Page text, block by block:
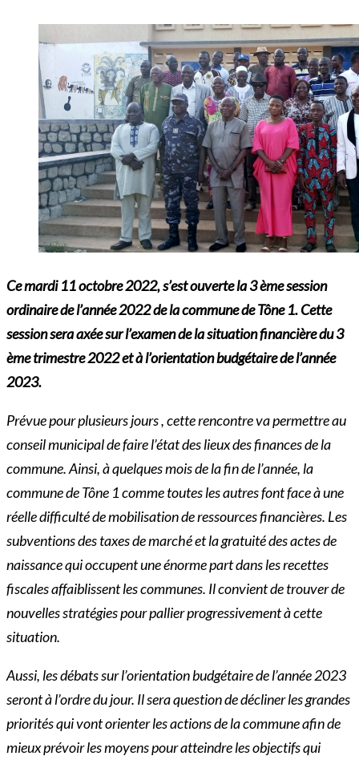
Ce mardi 11 octobre 2022, s’est ouverte la 3 ème session
ordinaire de l’année 2022 de la commune de Tône 1. Cette
session sera axée sur l’examen de la situation financière du 3
ème trimestre 2022 et à l’orientation budgétaire de l’année
2023.
Prévue pour plusieurs jours , cette rencontre va permettre au
conseil municipal de faire l’état des lieux des finances de la
commune. Ainsi, à quelques mois de la fin de l’année, la
commune de Tône 1 comme toutes les autres font face à une
réelle difficulté de mobilisation de ressources financières. Les
subventions des taxes de marché et la gratuité des actes de
naissance qui occupent une énorme part dans les recettes
fiscales affaiblissent les communes. Il convient de trouver de
nouvelles stratégies pour pallier progressivement à cette
situation.
Aussi, les débats sur l’orientation budgétaire de l’année 2023
seront à l’ordre du jour. Il sera question de décliner les grandes
priorités qui vont orienter les actions de la commune afin de
mieux prévoir les moyens pour atteindre les objectifs qui